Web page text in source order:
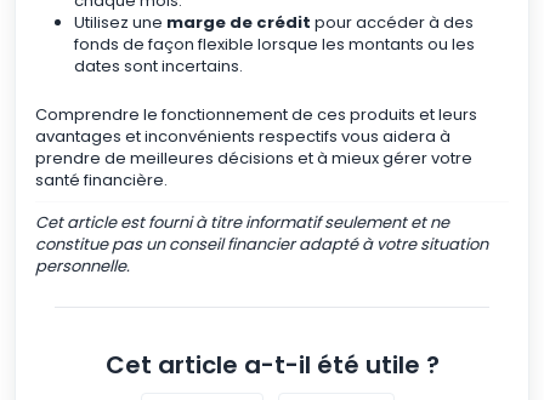
Utilisez une marge de crédit pour accéder à des
fonds de façon flexible lorsque les montants ou les
dates sont incertains.
Comprendre le fonctionnement de ces produits et leurs
avantages et inconvénients respectifs vous aidera à
prendre de meilleures décisions et à mieux gérer votre
santé financière.
Cet article est fourni à titre informatif seulement et ne
constitue pas un conseil financier adapté à votre situation
personnelle.
Cet article a-t-il été utile ?